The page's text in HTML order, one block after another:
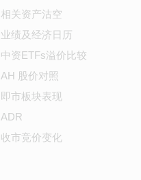
相关资产沽空
业绩及经济日历
中资ETFs溢价比较
AH 股价对照
即市板块表现
ADR
收市竞价变化